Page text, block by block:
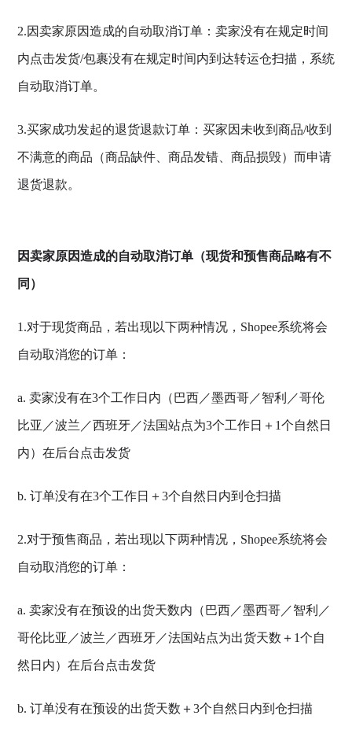
2.因卖家原因造成的自动取消订单：卖家没有在规定时间
内点击发货/包裹没有在规定时间内到达转运仓扫描，系统
自动取消订单。
3.买家成功发起的退货退款订单：买家因未收到商品/收到
不满意的商品（商品缺件、商品发错、商品损毁）而申请
退货退款。
因卖家原因造成的自动取消订单（现货和预售商品略有不
同）
1.对于现货商品，若出现以下两种情况，Shopee系统将会
自动取消您的订单：
a. 卖家没有在3个工作日内（巴西／墨西哥／智利／哥伦
比亚／波兰／西班牙／法国站点为3个工作日＋1个自然日
内）在后台点击发货
b. 订单没有在3个工作日＋3个自然日内到仓扫描
2.对于预售商品，若出现以下两种情况，Shopee系统将会
自动取消您的订单：
a. 卖家没有在预设的出货天数内（巴西／墨西哥／智利／
哥伦比亚／波兰／西班牙／法国站点为出货天数＋1个自
然日内）在后台点击发货
b. 订单没有在预设的出货天数＋3个自然日内到仓扫描